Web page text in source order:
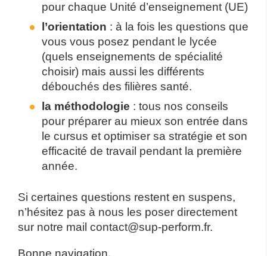
pour chaque Unité d’enseignement (UE)
l’orientation : à la fois les questions que
vous vous posez pendant le lycée
(quels enseignements de spécialité
choisir) mais aussi les différents
débouchés des filières santé.
la méthodologie : tous nos conseils
pour préparer au mieux son entrée dans
le cursus et optimiser sa stratégie et son
efficacité de travail pendant la première
année.
Si certaines questions restent en suspens,
n’hésitez pas à nous les poser directement
sur notre mail contact@sup-perform.fr.
Bonne navigation.